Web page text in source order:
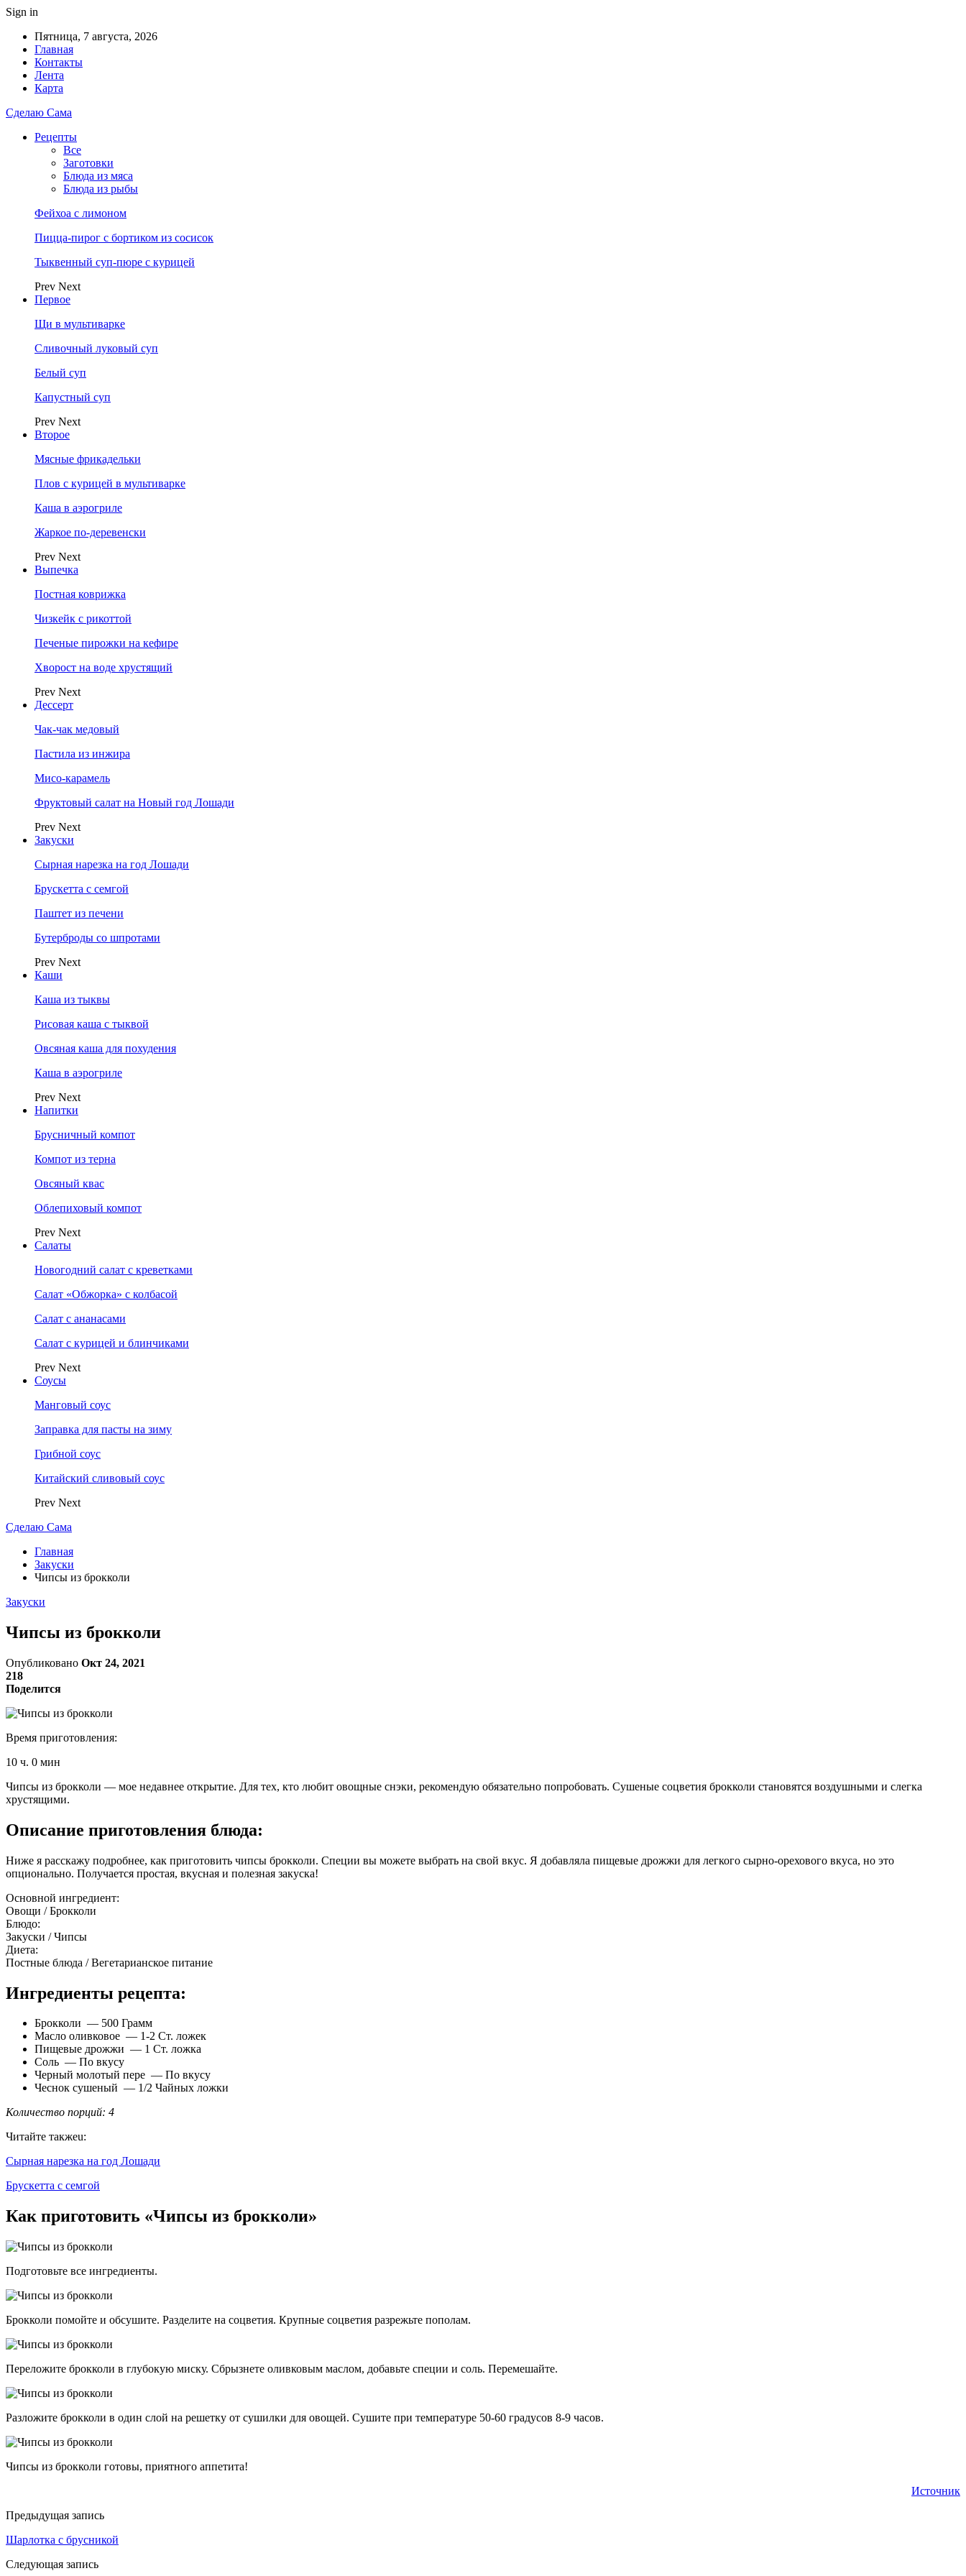
Sign in
Пятница, 7 августа, 2026
Главная
Контакты
Лента
Карта
Сделаю Сама
Рецепты
Все
Заготовки
Блюда из мяса
Блюда из рыбы
Фейхоа с лимоном
Пицца-пирог с бортиком из сосисок
Тыквенный суп-пюре с курицей
Prev Next
Первое
Щи в мультиварке
Сливочный луковый суп
Белый суп
Капустный суп
Prev Next
Второе
Мясные фрикадельки
Плов с курицей в мультиварке
Каша в аэрогриле
Жаркое по-деревенски
Prev Next
Выпечка
Постная коврижка
Чизкейк с рикоттой
Печеные пирожки на кефире
Хворост на воде хрустящий
Prev Next
Дессерт
Чак-чак медовый
Пастила из инжира
Мисо-карамель
Фруктовый салат на Новый год Лошади
Prev Next
Закуски
Сырная нарезка на год Лошади
Брускетта с семгой
Паштет из печени
Бутерброды со шпротами
Prev Next
Каши
Каша из тыквы
Рисовая каша с тыквой
Овсяная каша для похудения
Каша в аэрогриле
Prev Next
Напитки
Брусничный компот
Компот из терна
Овсяный квас
Облепиховый компот
Prev Next
Салаты
Новогодний салат с креветками
Салат «Обжорка» с колбасой
Салат с ананасами
Салат с курицей и блинчиками
Prev Next
Соусы
Манговый соус
Заправка для пасты на зиму
Грибной соус
Китайский сливовый соус
Prev Next
Сделаю Сама
Главная
Закуски
Чипсы из брокколи
Закуски
Чипсы из брокколи
Опубликовано Окт 24, 2021
218
Поделится
Время приготовления:
10 ч. 0 мин
Чипсы из брокколи — мое недавнее открытие. Для тех, кто любит овощные снэки, рекомендую обязательно попробовать. Сушеные соцветия брокколи становятся воздушными и слегка
хрустящими.
Описание приготовления блюда:
Ниже я расскажу подробнее, как приготовить чипсы брокколи. Специи вы можете выбрать на свой вкус. Я добавляла пищевые дрожжи для легкого сырно-орехового вкуса, но это
опционально. Получается простая, вкусная и полезная закуска!
Основной ингредиент:
Овощи / Брокколи
Блюдо:
Закуски / Чипсы
Диета:
Постные блюда / Вегетарианское питание
Ингредиенты рецепта:
Брокколи — 500 Грамм
Масло оливковое — 1-2 Ст. ложек
Пищевые дрожжи — 1 Ст. ложка
Соль — По вкусу
Черный молотый пере — По вкусу
Чеснок сушеный — 1/2 Чайных ложки
Количество порций: 4
Читайте такжеu:
Сырная нарезка на год Лошади
Брускетта с семгой
Как приготовить «Чипсы из брокколи»
Подготовьте все ингредиенты.
Брокколи помойте и обсушите. Разделите на соцветия. Крупные соцветия разрежьте пополам.
Переложите брокколи в глубокую миску. Сбрызнете оливковым маслом, добавьте специи и соль. Перемешайте.
Разложите брокколи в один слой на решетку от сушилки для овощей. Сушите при температуре 50-60 градусов 8-9 часов.
Чипсы из брокколи готовы, приятного аппетита!
Источник
Предыдущая запись
Шарлотка с брусникой
Следующая запись